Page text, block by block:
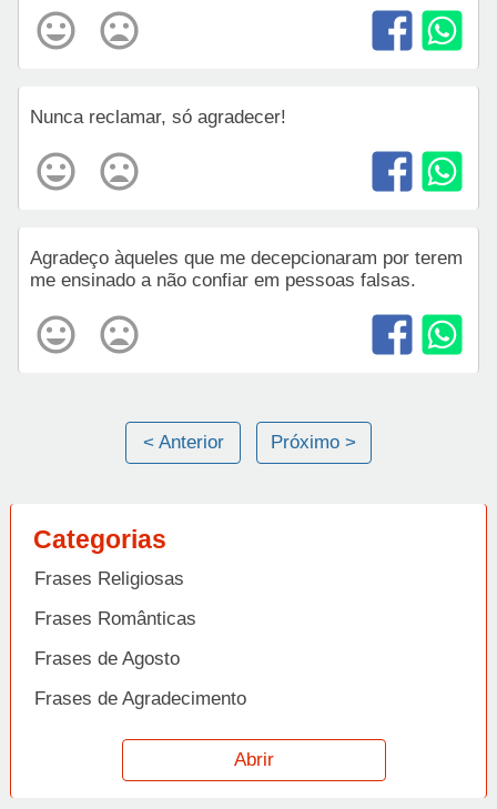
Nunca reclamar, só agradecer!
Agradeço àqueles que me decepcionaram por terem
me ensinado a não confiar em pessoas falsas.
< Anterior Próximo >
Categorias
Frases Religiosas
Frases Românticas
Frases de Agosto
Frases de Agradecimento
Frases de Amizade
Frases de Amor
Abrir